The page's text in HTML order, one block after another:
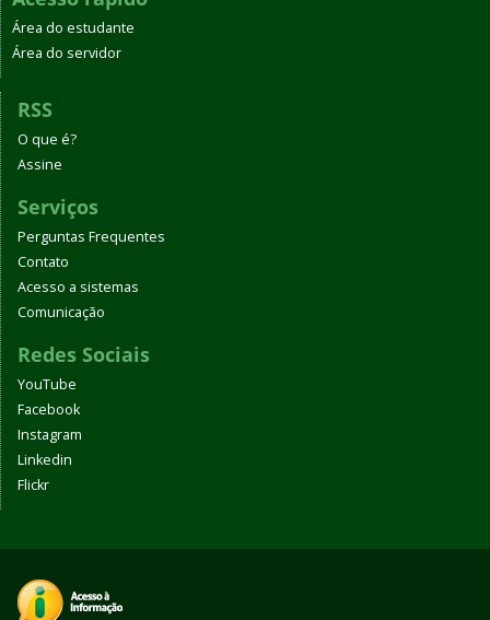
Área do estudante
Área do servidor
RSS
O que é?
Assine
Serviços
Perguntas Frequentes
Contato
Acesso a sistemas
Comunicação
Redes Sociais
YouTube
Facebook
Instagram
Linkedin
Flickr